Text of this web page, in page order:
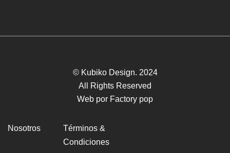
© Kubiko Design. 2024
All Rights Reserved
Web por Factory pop
Nosotros
Términos &
Condiciones